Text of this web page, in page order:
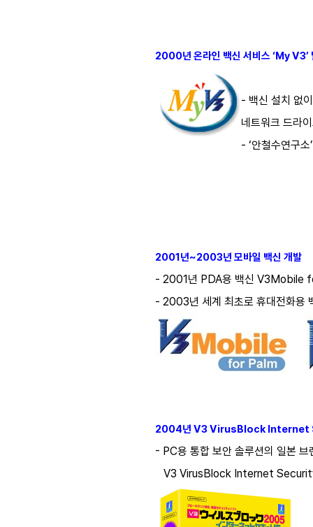
2000년 온라인 백신 서비스 ‘My V3’
- 백신 설치 없
네트워크 드라
- ‘안철수연구소
2001년~2003년 모바일 백신 개발
- 2001년 PDA용 백신 V3Mobile
- 2003년 세계 최초로 휴대전화
2004년 V3 VirusBlock Internet
- PC용 통합 보안 솔루션의 일본 브
V3 VirusBlock Internet